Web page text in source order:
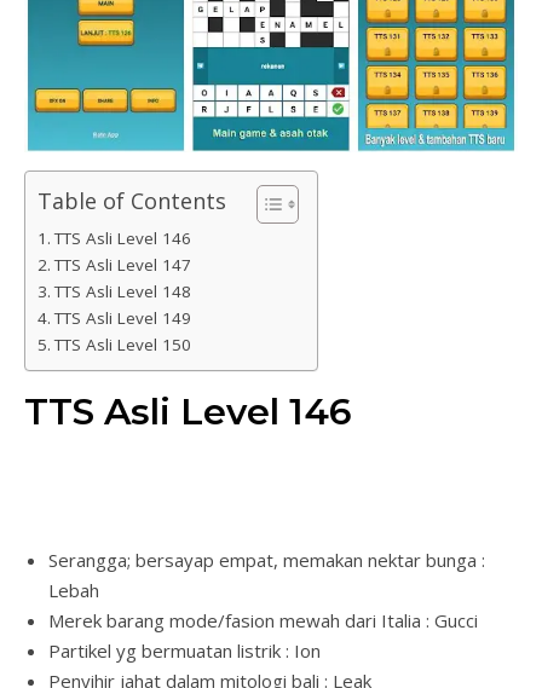
Table of Contents
TTS Asli Level 146
TTS Asli Level 147
TTS Asli Level 148
TTS Asli Level 149
TTS Asli Level 150
TTS Asli Level 146
Serangga; bersayap empat, memakan nektar bunga :
Lebah
Merek barang mode/fasion mewah dari Italia : Gucci
Partikel yg bermuatan listrik : Ion
Penyihir jahat dalam mitologi bali : Leak